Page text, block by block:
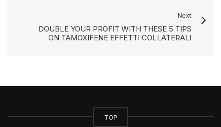
Next
DOUBLE YOUR PROFIT WITH THESE 5 TIPS
ON TAMOXIFENE EFFETTI COLLATERALI
TOP